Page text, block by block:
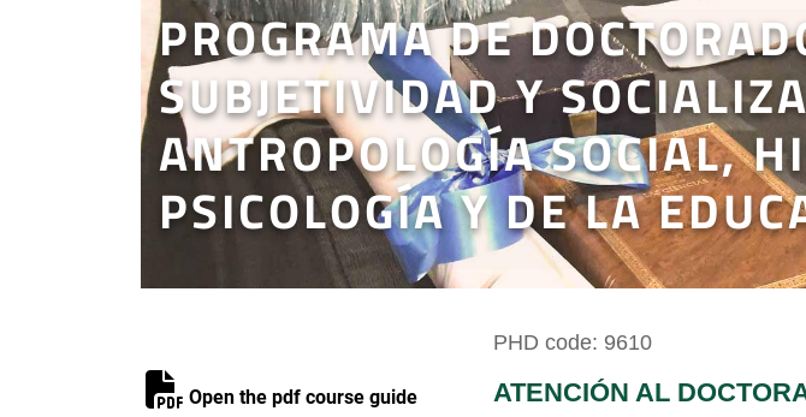
PROGRAMA DE
SUBJETIVIDAD Y
ANTROPOLOGÍA SOCIAL,
PSICOLOGÍA Y DE LA
Open the pdf course guide
PHD code: 9610
ATENCIÓN AL